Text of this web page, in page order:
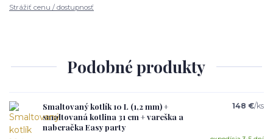
Strážiť cenu / dostupnosť
Podobné produkty
Smaltovaný kotlík 10 L (1,2 mm) +
smaltovaná kotlina 31 cm + vareška a
naberačka Easy party
148 €/ks